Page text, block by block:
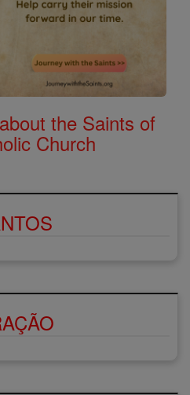
the Saints of
Church